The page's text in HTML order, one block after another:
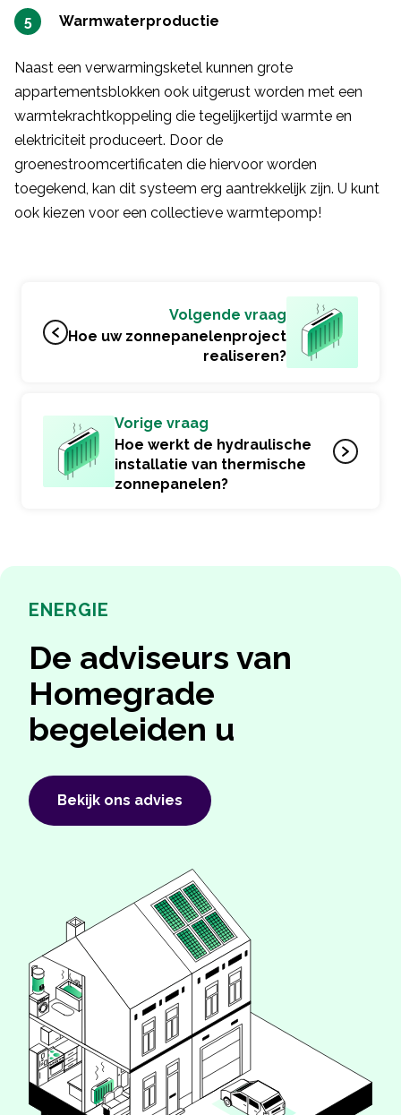
Warmwaterproductie
Naast een verwarmingsketel kunnen grote
appartementsblokken ook uitgerust worden met een
warmtekrachtkoppeling die tegelijkertijd warmte en
elektriciteit produceert. Door de
groenestroomcertificaten die hiervoor worden
toegekend, kan dit systeem erg aantrekkelijk zijn. U kunt
ook kiezen voor een collectieve warmtepomp!
Volgende vraag
Hoe uw zonnepanelenproject
realiseren?
Vorige vraag
Hoe werkt de hydraulische
installatie van thermische
zonnepanelen?
ENERGIE
De adviseurs van
Homegrade
begeleiden u
Bekijk ons ​​advies